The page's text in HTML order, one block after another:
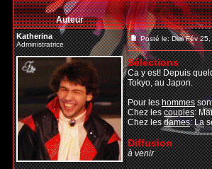
Auteur
Katherina
Administratrice
Posté le: Dim Fév
Sélections
Ca y est! Depuis
Tokyo, au Japon.
Pour leshommes
Chez lescouples:
Chez lesdames: La
Diffusion
à venir